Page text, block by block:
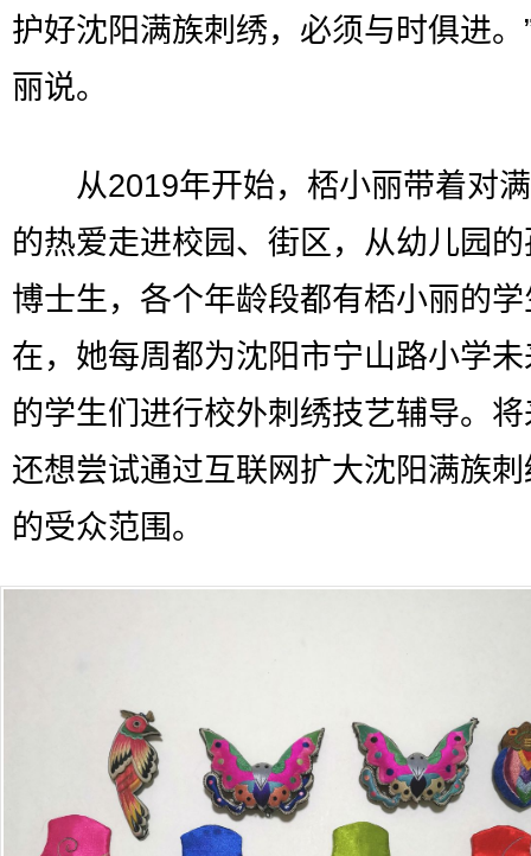
护好沈阳满族刺绣，必须与时俱进。
丽说。
从2019年开始，桮小丽带着对
的热爱走进校园、街区，从幼儿园
博士生，各个年龄段都有桮小丽的
在，她每周都为沈阳市宁山路小学
的学生们进行校外刺绣技艺辅导。
还想尝试通过互联网扩大沈阳满族
的受众范围。